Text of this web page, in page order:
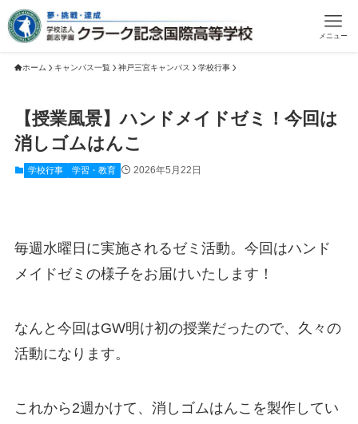
メニュー
ホーム キャンパス一覧 神戸三宮キャンパス 学校行事
【授業風景】ハンドメイドゼミ！今回は
消しゴムはんこ
学校行事 学習・教育 2026年5月22日
毎週水曜日に実施されるゼミ活動。今回はハンド
メイドゼミの様子をお届けいたします！
なんと今回はGW明け初の授業だったので、久々の
活動になります。
これから2週かけて、消しゴムはんこを製作してい